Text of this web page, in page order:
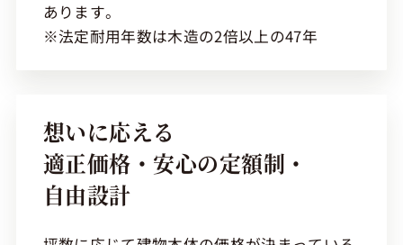
あります。
※法定耐用年数は木造の2倍以上の47年
想いに応える
適正価格・安心の定額制・
自由設計